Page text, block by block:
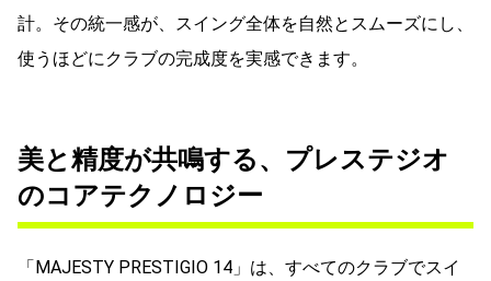
計。その統一感が、スイング全体を自然とスムーズにし、
使うほどにクラブの完成度を実感できます。
美と精度が共鳴する、プレステジオ
のコアテクノロジー
「MAJESTY PRESTIGIO 14」は、すべてのクラブでスイ